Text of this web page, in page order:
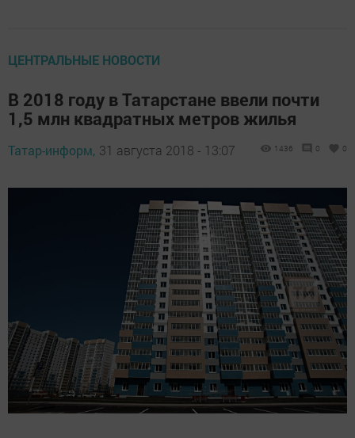
ЦЕНТРАЛЬНЫЕ НОВОСТИ
В 2018 году в Татарстане ввели почти
1,5 млн квадратных метров жилья
Татар-информ, 31 августа 2018 - 13:07 1436 0 0